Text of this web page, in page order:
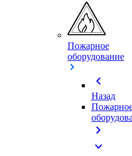
Пожарное
оборудование
chevron_left
Назад
chevron_right
expand_more